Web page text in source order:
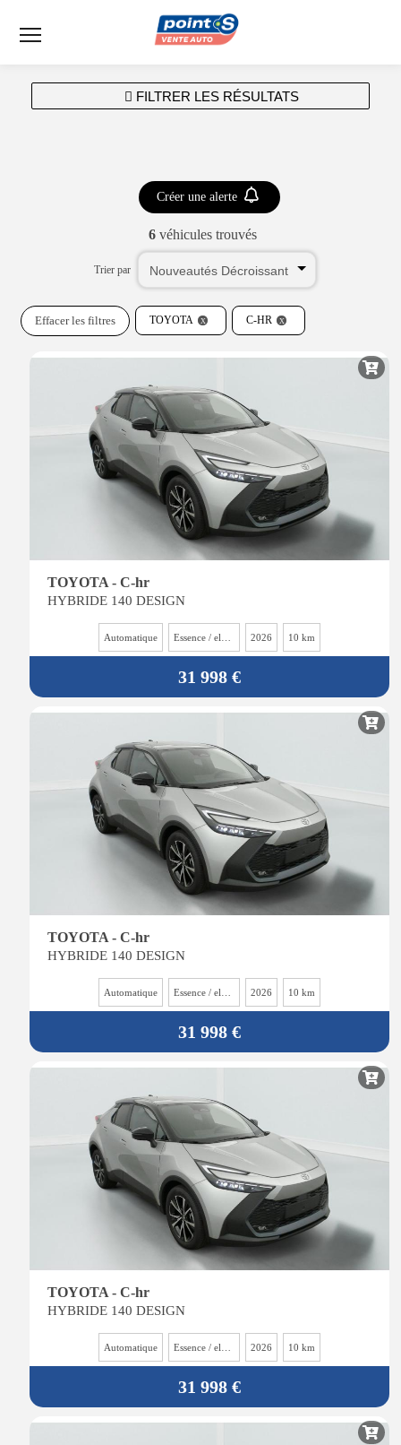
FILTRER LES RÉSULTATS
6véhicules trouvés
Créer une alerte
Trier par
TOYOTA
Effacer les filtres C-HR
TOYOTA - C-hr
HYBRIDE 140 DESIGN
Automatique 2026 10 km
31 998 €
TOYOTA - C-hr
HYBRIDE 140 DESIGN
Automatique 2026 10 km
31 998 €
TOYOTA - C-hr
HYBRIDE 140 DESIGN
Automatique 2026 10 km
31 998 €